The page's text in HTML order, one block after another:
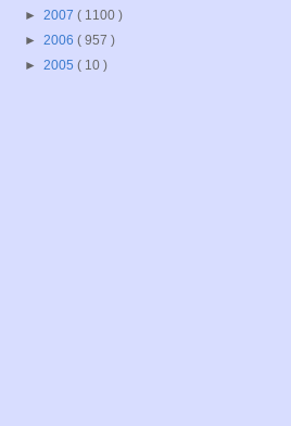
► 2007 ( 1100 )
► 2006 ( 957 )
► 2005 ( 10 )